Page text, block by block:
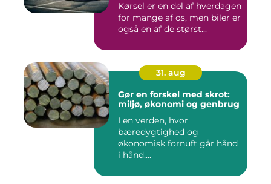
Kørsel er en del af hverdagen
for mange af os, men biler er
også en af de størst...
31. aug
Gør en forskel med skrot:
miljø, økonomi og genbrug
I en verden, hvor
bæredygtighed og
økonomisk fornuft går hånd
i hånd,...